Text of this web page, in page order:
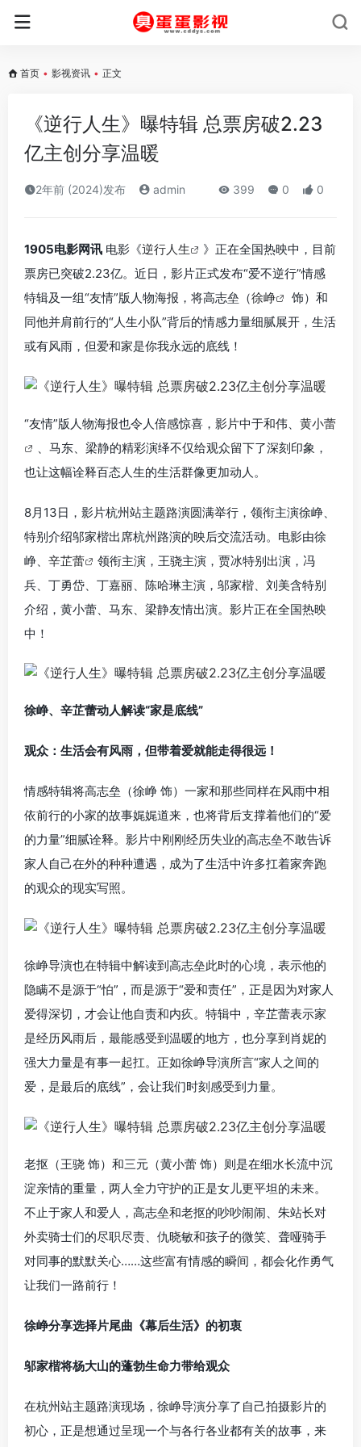
首页 • 影视资讯 • 正文
《逆行人生》曝特辑 总票房破2.23
亿主创分享温暖
2年前 (2024)发布 admin 399 0 0
1905电影网讯 电影《逆行人生
》正在全国热映中，目前
票房已突破2.23亿。近日，影片正式发布“爱不逆行”情感
特辑及一组“友情”版人物海报，将高志垒（徐峥
饰）和
同他并肩前行的“人生小队”背后的情感力量细腻展开，生活
或有风雨，但爱和家是你我永远的底线！
“友情”版人物海报也令人倍感惊喜，影片中于和伟、 黄小蕾
、马东、梁静的精彩演绎不仅给观众留下了深刻印象，
也让这幅诠释百态人生的生活群像更加动人。
8月13日，影片杭州站主题路演圆满举行，领衔主演徐峥、
特别介绍邬家楷出席杭州路演的映后交流活动。电影由徐
峥、 辛芷蕾
领衔主演，王骁主演，贾冰特别出演，冯
兵、丁勇岱、丁嘉丽、陈哈琳主演，邬家楷、刘美含特别
介绍，黄小蕾、马东、梁静友情出演。影片正在全国热映
中！
徐峥、辛芷蕾动人解读“家是底线”
观众：生活会有风雨，但带着爱就能走得很远！
情感特辑将高志垒（徐峥 饰）一家和那些同样在风雨中相
依前行的小家的故事娓娓道来，也将背后支撑着他们的“爱
的力量”细腻诠释。影片中刚刚经历失业的高志垒不敢告诉
家人自己在外的种种遭遇，成为了生活中许多扛着家奔跑
的观众的现实写照。
徐峥导演也在特辑中解读到高志垒此时的心境，表示他的
隐瞒不是源于“怕”，而是源于“爱和责任”，正是因为对家人
爱得深切，才会让他自责和内疚。特辑中，辛芷蕾表示家
是经历风雨后，最能感受到温暖的地方，也分享到肖妮的
强大力量是有事一起扛。正如徐峥导演所言“家人之间的
爱，是最后的底线”，会让我们时刻感受到力量。
老抠（王骁 饰）和三元（黄小蕾 饰）则是在细水长流中沉
淀亲情的重量，两人全力守护的正是女儿更平坦的未来。
不止于家人和爱人，高志垒和老抠的吵吵闹闹、朱站长对
外卖骑士们的尽职尽责、仇晓敏和孩子的微笑、聋哑骑手
对同事的默默关心……这些富有情感的瞬间，都会化作勇气
让我们一路前行！
徐峥分享选择片尾曲《幕后生活》的初衷
邬家楷将杨大山的蓬勃生命力带给观众
在杭州站主题路演现场，徐峥导演分享了自己拍摄影片的
初心，正是想通过呈现一个与各行各业都有关的故事，来